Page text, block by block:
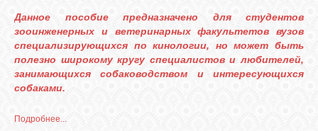
Данное пособие предназначено для студентов
зооинженерных и ветеринарных факультетов вузов
специализирующихся по кинологии, но может быть
полезно широкому кругу специалистов и любителей,
занимающихся собаководством и интересующихся
собаками.
Подробнее...